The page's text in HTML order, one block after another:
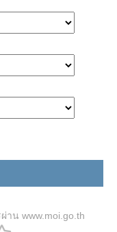
าน www.moi.go.th